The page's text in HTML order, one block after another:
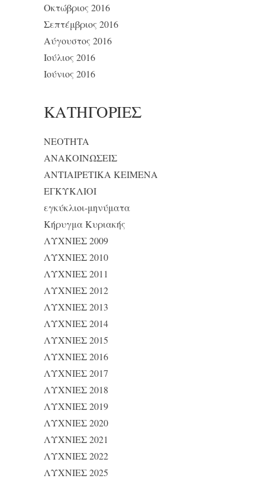
Οκτώβριος 2016
Σεπτέμβριος 2016
Αύγουστος 2016
Ιούλιος 2016
Ιούνιος 2016
KΑΤΗΓΟΡΊΕΣ
NEOTHTA
ΑΝΑΚΟΙΝΩΣΕΙΣ
ΑΝΤΙΑΙΡΕΤΙΚΑ ΚΕΙΜΕΝΑ
ΕΓΚΥΚΛΙΟΙ
εγκύκλιοι-μηνύματα
Κήρυγμα Κυριακής
ΛΥΧΝΙΕΣ 2009
ΛΥΧΝΙΕΣ 2010
ΛΥΧΝΙΕΣ 2011
ΛΥΧΝΙΕΣ 2012
ΛΥΧΝΙΕΣ 2013
ΛΥΧΝΙΕΣ 2014
ΛΥΧΝΙΕΣ 2015
ΛΥΧΝΙΕΣ 2016
ΛΥΧΝΙΕΣ 2017
ΛΥΧΝΙΕΣ 2018
ΛΥΧΝΙΕΣ 2019
ΛΥΧΝΙΕΣ 2020
ΛΥΧΝΙΕΣ 2021
ΛΥΧΝΙΕΣ 2022
ΛΥΧΝΙΕΣ 2025